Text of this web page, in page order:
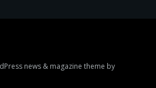
news & magazine theme by